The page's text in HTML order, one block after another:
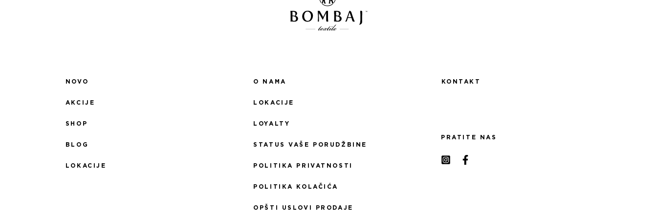
NOVO
AKCIJE
SHOP
BLOG
LOKACIJE
O NAMA
LOKACIJE
LOYALTY
STATUS VAŠE PORUDŽBINE
POLITIKA PRIVATNOSTI
POLITIKA KOLAČIĆA
OPŠTI USLOVI PRODAJE
KONTAKT
PRATITE NAS